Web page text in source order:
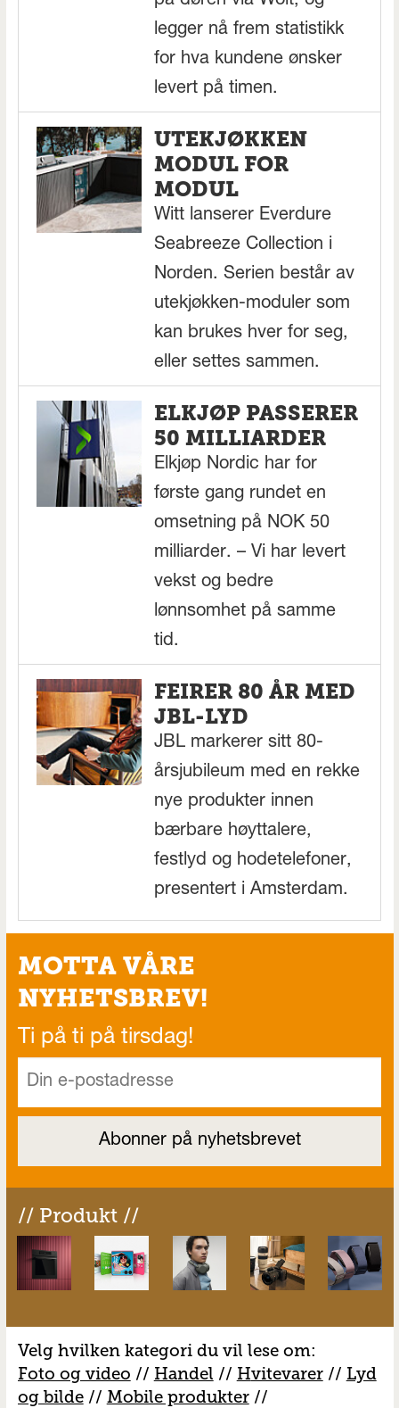
legger nå frem statistikk
for hva kundene ønsker
levert på timen.
UTEKJØKKEN
MODUL FOR
MODUL
Witt lanserer Everdure
Seabreeze Collection i
Norden. Serien består av
utekjøkken-moduler som
kan brukes hver for seg,
eller settes sammen.
ELKJØP PASSERER
50 MILLIARDER
Elkjøp Nordic har for
første gang rundet en
omsetning på NOK 50
milliarder. – Vi har levert
vekst og bedre
lønnsomhet på samme
tid.
FEIRER 80 ÅR MED
JBL-LYD
JBL markerer sitt 80-
årsjubileum med en rekke
nye produkter innen
bærbare høyttalere,
festlyd og hodetelefoner,
presentert i Amsterdam.
MOTTA VÅRE
NYHETSBREV!
Ti på ti på tirsdag!
// Produkt //
Velg hvilken kategori du vil lese om:
Foto og video // Handel // Hvitevarer// Lyd
og bilde// Mobile produkter//